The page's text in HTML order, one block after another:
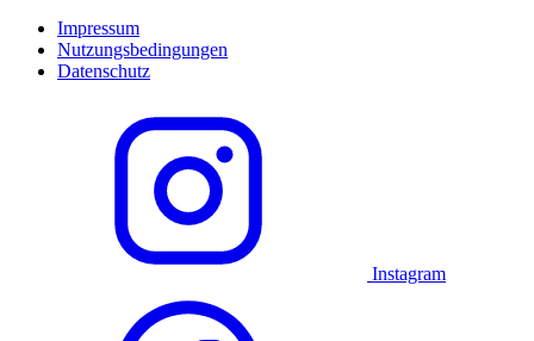
Impressum
Nutzungsbedingungen
Datenschutz
Instagram